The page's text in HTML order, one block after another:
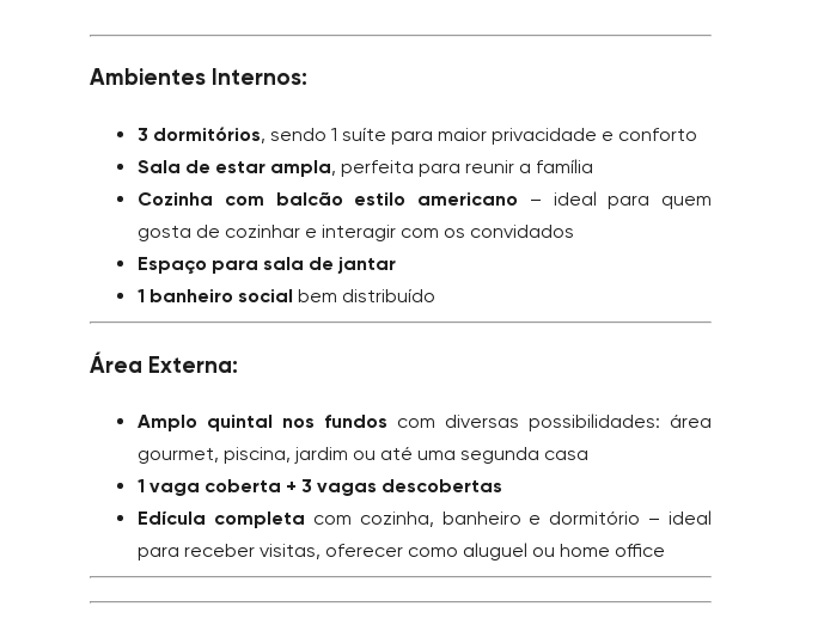
Ambientes Internos:
3 dormitórios, sendo 1 suíte para maior privacidade e conforto
Sala de estar ampla, perfeita para reunir a família
Cozinha com balcão estilo americano – ideal para quem
gosta de cozinhar e interagir com os convidados
Espaço para sala de jantar
1 banheiro social bem distribuído
Área Externa:
Amplo quintal nos fundos com diversas possibilidades: área
gourmet, piscina, jardim ou até uma segunda casa
1 vaga coberta + 3 vagas descobertas
Edícula completa com cozinha, banheiro e dormitório – ideal
para receber visitas, oferecer como aluguel ou home office